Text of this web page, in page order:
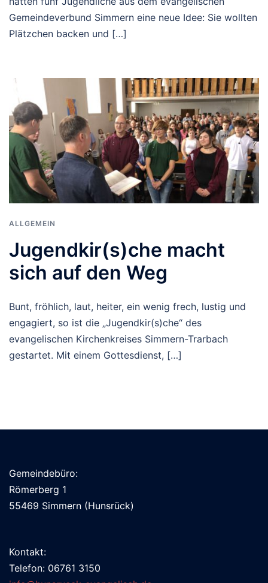
Gemeindeverbund Simmern eine neue Idee: Sie wollten
Plätzchen backen und […]
ALLGEMEIN
Jugendkir(s)che macht
sich auf den Weg
Bunt, fröhlich, laut, heiter, ein wenig frech, lustig und
engagiert, so ist die „Jugendkir(s)che“ des
evangelischen Kirchenkreises Simmern-Trarbach
gestartet. Mit einem Gottesdienst, […]
Gemeindebüro:
Römerberg 1
55469 Simmern (Hunsrück)
Kontakt:
Telefon: 06761 3150